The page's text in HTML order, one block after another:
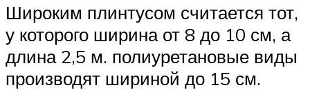
Широким плинтусом считается тот,
у которого ширина от 8 до 10 см, а
длина 2,5 м. полиуретановые виды
производят шириной до 15 см.